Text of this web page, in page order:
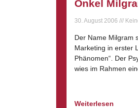
Onkel
30. August 2006
Der Name Milgram
Marketing in erster
Phänomen“. Der
wies im Rahmen
Weiterlesen